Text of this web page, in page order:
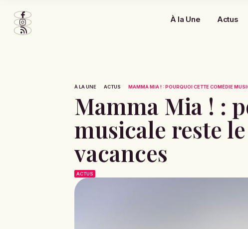
À la Une Actus
À LA UNE ACTUS MAMMA MIA ! : POURQUOI CETTE COMÉDIE
Mamma Mia ! :
musicale reste
vacances
ACTUS